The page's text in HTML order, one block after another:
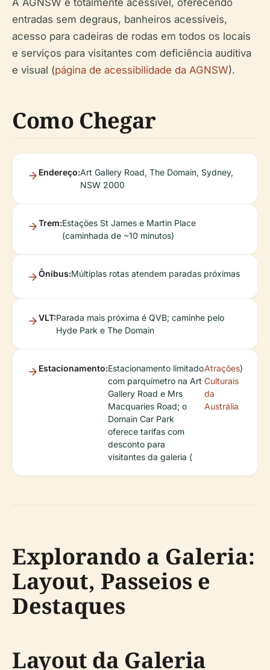
A AGNSW é totalmente acessível, oferecendo
entradas sem degraus, banheiros acessíveis,
acesso para cadeiras de rodas em todos os locais
e serviços para visitantes com deficiência auditiva
e visual (página de acessibilidade da AGNSW).
Como Chegar
Endereço:Art Gallery Road, The Domain, Sydney,
NSW 2000
Trem:Estações St James e Martin Place
(caminhada de ~10 minutos)
Ônibus:Múltiplas rotas atendem paradas próximas
VLT:Parada mais próxima é QVB; caminhe pelo
Hyde Park e The Domain
Estacionamento:Estacionamento limitado
com parquímetro na Art
Gallery Road e Mrs
Macquaries Road; o
Domain Car Park
oferece tarifas com
desconto para
visitantes da galeria (
Atrações
Culturais
da
Austrália
)
Explorando a Galeria:
Layout, Passeios e
Destaques
Layout da Galeria